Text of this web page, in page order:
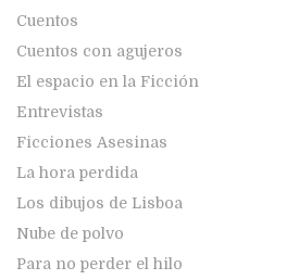
Cuentos
Cuentos con agujeros
El espacio en la Ficción
Entrevistas
Ficciones Asesinas
La hora perdida
Los dibujos de Lisboa
Nube de polvo
Para no perder el hilo